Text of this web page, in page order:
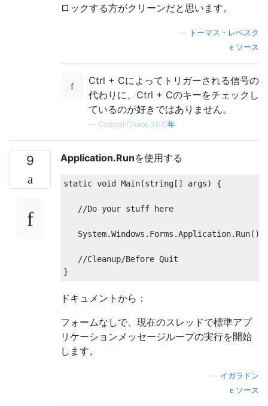
ロックする方がクリーンだと思います。
トーマス・レベスク
ソース
Ctrl + Cによってトリガーされる信号の
代わりに、Ctrl + Cのキーをチェックし
ているのが好きではありません。
— CodesInChaos 2015年
9 Application.Runを使用する
static void Main(string[] args) {
//Do your stuff here
System.Windows . Forms .Application. Run();
//Cleanup/Before Quit
}
ドキュメントから：
フォームなしで、現在のスレッドで標準アプ
リケーションメッセージループの実行を開始
します。
イガラドン
ソース